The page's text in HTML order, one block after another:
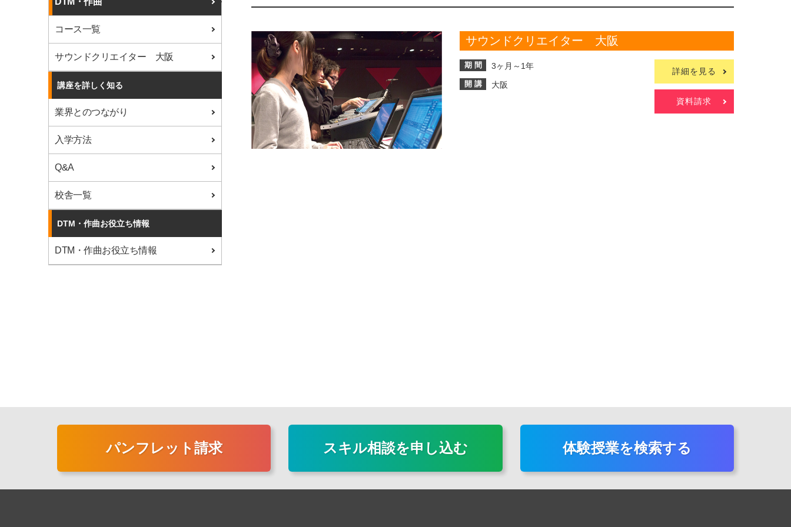
サウンドクリエイター 大阪
期 間 3ヶ月～1年
開 講 大阪
詳細を見る
資料請求
コース一覧
サウンドクリエイター 大阪
講座を詳しく知る
業界とのつながり
入学方法
Q&A
校舎一覧
DTM・作曲お役立ち情報
DTM・作曲お役立ち情報
パンフレット請求 スキル相談を申し込む 体験授業を検索する